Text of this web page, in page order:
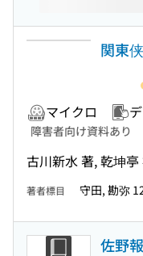
関東
マイクロ
障害者向け資料あり
古川新水 著, 乾坤亭
著者標目 守田, 勘弥
佐野